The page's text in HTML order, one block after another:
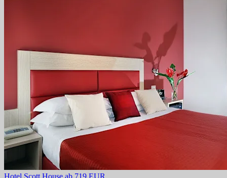
Hotel Scott House ab 719 EUR